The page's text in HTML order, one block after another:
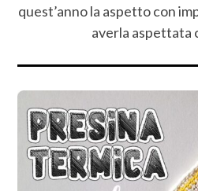
quest’anno la aspetto con
averla aspettata